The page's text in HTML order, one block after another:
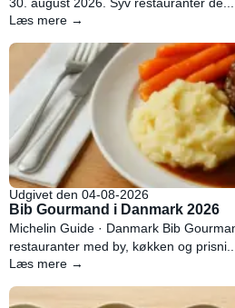
Læs mere →
Udgivet den 04-08-2026
Bib Gourmand i Danmark 2026
Michelin Guide · Danmark Bib
restauranter med by, køkken og prisni...
Læs mere →